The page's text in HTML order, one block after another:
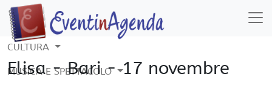
CULTURA
MUSICA E SPETTACOLO
Elisa - Bari - 17 novembre